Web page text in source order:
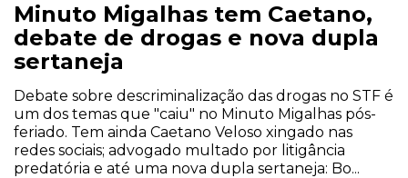
Minuto Migalhas tem Caetano,
debate de drogas e nova dupla
sertaneja
Debate sobre descriminalização das drogas no STF é
um dos temas que "caiu" no Minuto Migalhas pós-
feriado. Tem ainda Caetano Veloso xingado nas
redes sociais; advogado multado por litigância
predatória e até uma nova dupla sertaneja: Bo...